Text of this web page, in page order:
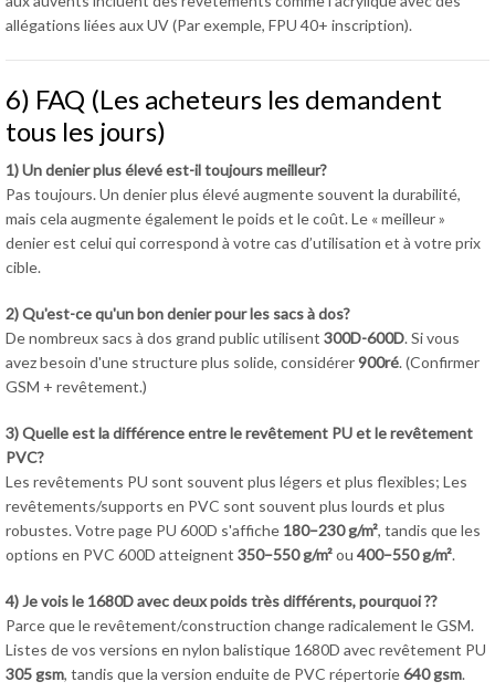
allégations liées aux UV (Par exemple, FPU 40+ inscription).
6) FAQ (Les acheteurs les demandent
tous les jours)
1) Un denier plus élevé est-il toujours meilleur?
Pas toujours. Un denier plus élevé augmente souvent la durabilité,
mais cela augmente également le poids et le coût. Le « meilleur »
denier est celui qui correspond à votre cas d’utilisation et à votre prix
cible.
2) Qu'est-ce qu'un bon denier pour les sacs à dos?
De nombreux sacs à dos grand public utilisent 300D-600D. Si vous
avez besoin d'une structure plus solide, considérer900ré. (Confirmer
GSM + revêtement.)
3) Quelle est la différence entre le revêtement PU et le revêtement
PVC?
Les revêtements PU sont souvent plus légers et plus flexibles; Les
revêtements/supports en PVC sont souvent plus lourds et plus
robustes. Votre page PU 600D s'affiche 180–230 g/m², tandis que les
options en PVC 600D atteignent 350–550 g/m²ou 400–550 g/m².
4) Je vois le 1680D avec deux poids très différents, pourquoi ??
Parce que le revêtement/construction change radicalement le GSM.
Listes de vos versions en nylon balistique 1680D avec revêtement PU
305 gsm, tandis que la version enduite de PVC répertorie640 gsm.